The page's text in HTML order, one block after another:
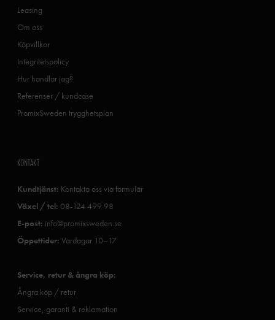
Leasing
Om oss
Köpvillkor
Integritetspolicy
Hur handlar jag?
Referenser / kundcase
PromixSweden trygghetsplan
KONTAKT
Kundtjänst: Kontakta oss via formulär
Växel / tel: 08-124 499 98
E-post: info@promixsweden.se
Öppettider: Vardagar 10–17
Service, retur & ångra köp:
Ångra köp / retur
Service, garanti & reklamation